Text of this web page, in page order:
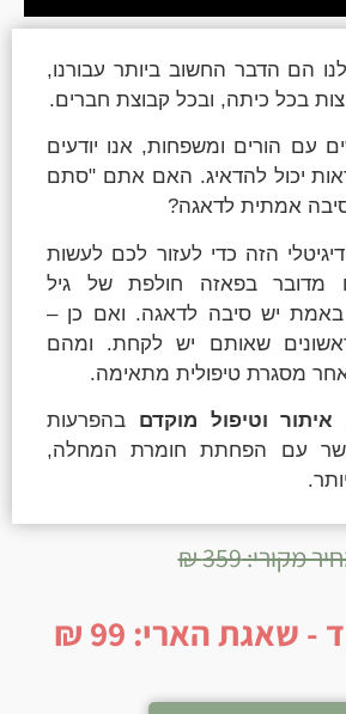
הם הדבר החשוב ביותר עבורנו,
בכל כיתה, ובכל קבוצת חברים.
עם הורים ומשפחות, אנו יודעים
יכול להדאיג. האם אתם "סתם
אמתית לדאגה?
הזה כדי לעזור לכם לעשות
מדובר בפאזה חולפת של גיל
יש סיבה לדאגה. ואם כן –
שאותם יש לקחת. ומהם
מסגרת טיפולית מתאימה.
איתור וטיפול מוקדםבהפרעות
עם הפחתת חומרת המחלה,
מקורי: 359 ₪
שאגת הארי: 99 ₪